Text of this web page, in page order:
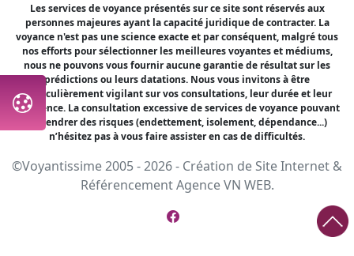
Les services de voyance présentés sur ce site sont réservés aux
personnes majeures ayant la capacité juridique de contracter. La
voyance n'est pas une science exacte et par conséquent, malgré tous
nos efforts pour sélectionner les meilleures voyantes et médiums,
nous ne pouvons vous fournir aucune garantie de résultat sur les
prédictions ou leurs datations. Nous vous invitons à être
particulièrement vigilant sur vos consultations, leur durée et leur
fréquence. La consultation excessive de services de voyance pouvant
engendrer des risques (endettement, isolement, dépendance...)
n’hésitez pas à vous faire assister en cas de difficultés.
©Voyantissime 2005 - 2026 - Création de Site Internet &
RéférencementAgence VN WEB.